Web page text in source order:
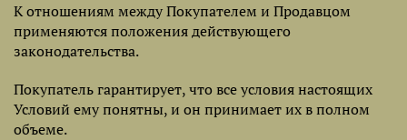
К отношениям между Покупателем и Продавцом
применяются положения действующего
законодательства.
Покупатель гарантирует, что все условия настоящих
Условий ему понятны, и он принимает их в полном
объеме.